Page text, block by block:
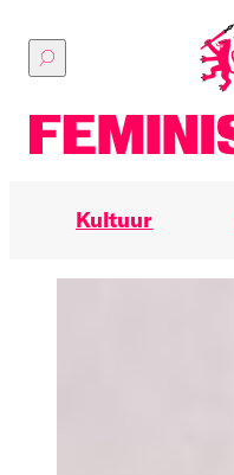
sisu
juurde
Kultuur